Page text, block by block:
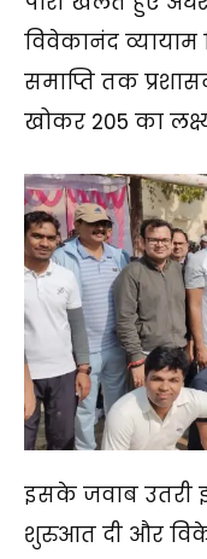
विवेकानंद
समाप्ति तक
खोकर 205 का
इसके जवाब उतरी
शुरुआत दी और